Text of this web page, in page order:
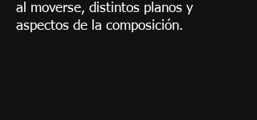
al moverse, distintos planos y
aspectos de la composición.